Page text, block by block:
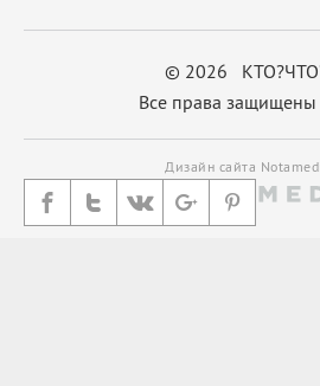
© 2026
Все права защищены
Дизайн сайта